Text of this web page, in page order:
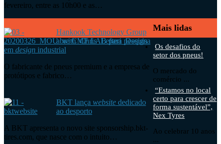
fevereiro, entre as 10h00 e as…
Hankook Technology Group
abre CMF LAB para pesquisa
em design industrial
O fabricante de pneus premium e a empresa de
protótipos e fabrico…
BKT lança websitededicado
ao desporto
A BKT apresenta o novo site sponsorship.bkt-
tires.com, que nasce com o intuito…
Mais lidas
Os desafios do
setor dos pneus!
O mercado do
comércio ...
“Estamos no local
certo para crescer de
forma sustentável”,
Nex Tyres
Ao celebrar 10 anos
...